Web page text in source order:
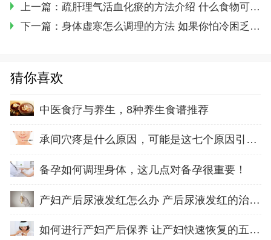
上一篇： 疏肝理气活血化瘀的方法介绍 什么食物可以缓解肝郁气滞的情况
下一篇： 身体虚寒怎么调理的方法 如果你怕冷困乏可能是虚寒体质
猜你喜欢
中医食疗与养生，8种养生食谱推荐
承间穴疼是什么原因，可能是这七个原因引起的
备孕如何调理身体，这几点对备孕很重要！
产妇产后尿液发红怎么办 产后尿液发红的治疗方
如何进行产妇产后保养 让产妇快速恢复的五方面